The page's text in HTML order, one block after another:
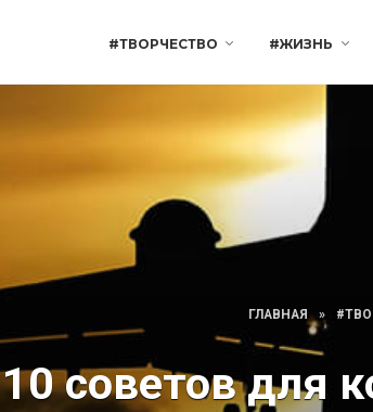
#ТВОРЧЕСТВО #ЖИЗНЬ
ГЛАВНАЯ »
10 советов для